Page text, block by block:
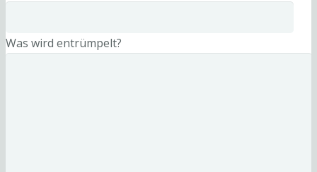
Was wird entrümpelt?